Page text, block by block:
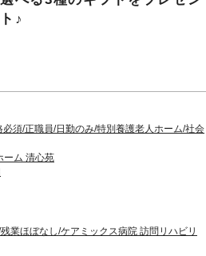
ト♪
必須/正職員/日勤のみ/特別養護老人ホーム/社会
ーム 清心苑
業ほぼなし/ケアミックス病院 訪問リハビリ